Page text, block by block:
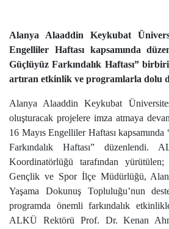
Alanya Alaaddin Keykubat
Engelliler Haftası kapsamında
Güçlüyüz Farkındalık Haftası”
artıran etkinlik ve programlarla dolu
Alanya Alaaddin Keykubat
oluşturacak projelere imza atmaya
16 Mayıs Engelliler Haftası
Farkındalık Haftası” düzenlendi.
Koordinatörlüğü tarafından yürütülen;
Gençlik ve Spor İlçe Müdürlüğü,
Yaşama Dokunuş Topluluğu’nun
programda önemli farkındalık
ALKÜ Rektörü Prof. Dr. Kenan